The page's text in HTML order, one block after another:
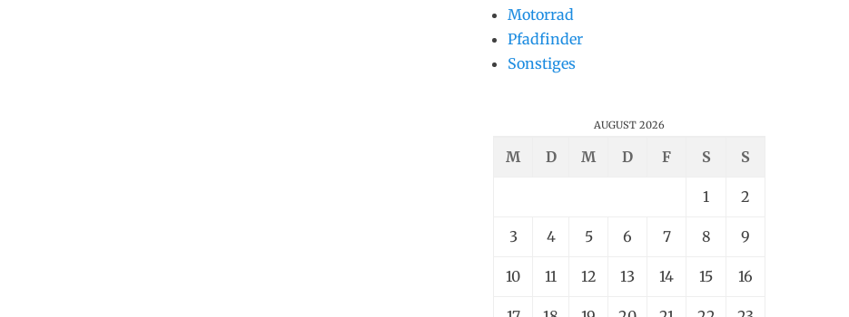
Motorrad
Pfadfinder
Sonstiges
AUGUST 2026
M D M D F S S
1 2
3 4 5 6 7 8 9
10 11 12 13 14 15 16